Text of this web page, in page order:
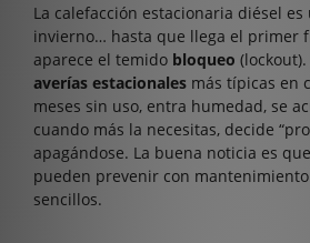
La calefacción estacionaria diésel
invierno… hasta que llega el primer
aparece el temido bloqueo
averías estacionales más típicas en
meses sin uso, entra humedad, se
cuando más la necesitas, decide
apagándose. La buena noticia es
pueden prevenir con
sencillos.